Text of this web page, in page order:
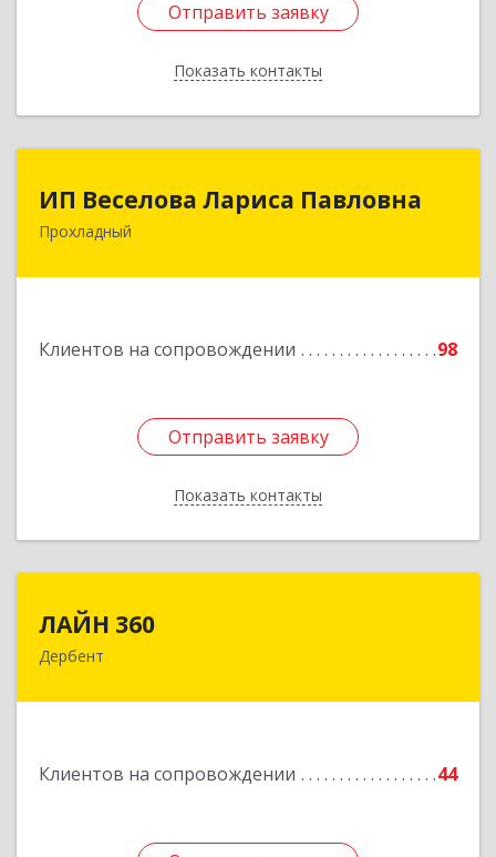
Отправить заявку
Показать контакты
Отправить заявку
Назад
ИП Веселова Лариса Павловна
Прохладный
Клиентов на сопровождении 98
Отправить заявку
Показать контакты
Отправить заявку
Назад
ЛАЙН 360
Дербент
Клиентов на сопровождении 44
368600, Дагестан Респ, Дербент г, Ю.Гагарина